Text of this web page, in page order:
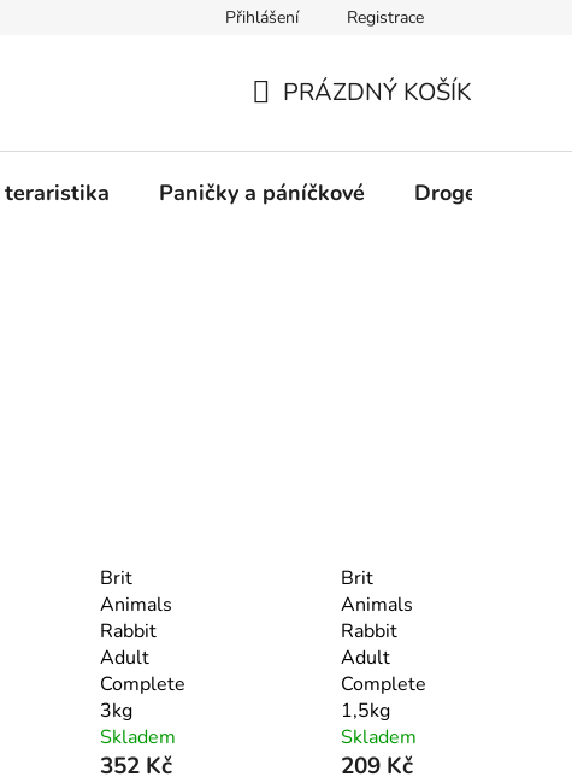
Přihlášení Registrace
KOŠÍK
PRÁZDNÝ KOŠÍK
Paničky a páníčkové Drogerie
Brit
Animals
Rabbit
Adult
Complete
3kg
Skladem
352 Kč
Brit
Animals
Rabbit
Adult
Complete
1,5kg
Skladem
209 Kč